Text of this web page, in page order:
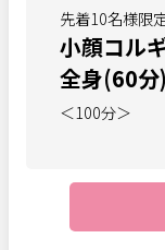
先着10名様限
小顔コル
全身(60分)
＜100分＞